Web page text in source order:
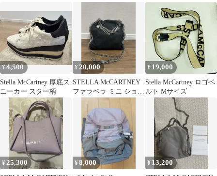
ダーマイクロ
¥4,500
Stella McCartney 厚底ス
ニーカー スター柄
¥ 20,000
STELLA McCARTNEY
ファラベラ ミニ ショル
ダーバッグ ブラック
¥ 19,000
Stella McCartney ロゴベ
ルト Mサイズ
¥25,300 ¥8,000 ¥ 13,200